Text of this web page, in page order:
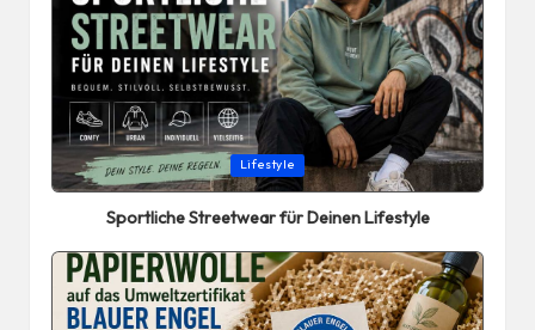
Posted
in
Lifestyle
Sportliche Streetwear für Deinen Lifestyle